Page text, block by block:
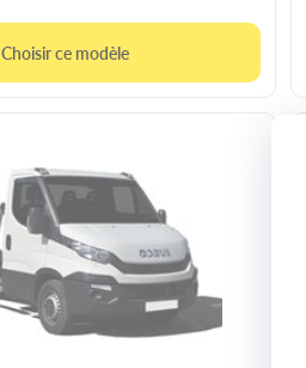
Choisir ce modèle